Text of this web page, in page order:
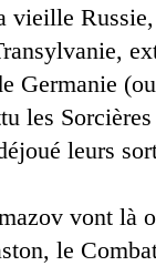
vieille
Germanie
les
leurs
vont là
le